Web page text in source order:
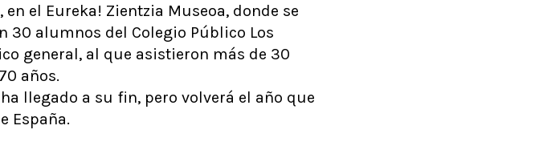
el Eureka! Zientzia Museoa, donde se
30 alumnos del Colegio Público Los
general, al que asistieron más de 30
años.
llegado a su fin, pero volverá el año que
España.